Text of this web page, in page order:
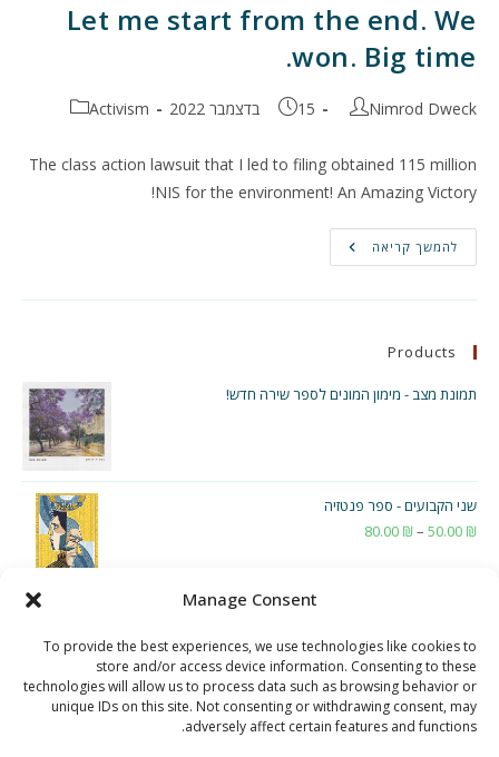
Manage Consent
To provide the best experiences, we use technologies like cookies to
store and/or access device information. Consenting to these
technologies will allow us to process data such as browsing behavior or
unique IDs on this site. Not consenting or withdrawing consent, may
adversely affect certain features and functions.
Let me start from the end. We
won. Big time.
מחבר:
Nimrod Dweck פורסם:
15 בדצמבר 2022 קטגוריה:
Activism
The class action lawsuit that I led to filing obtained 115 million
NIS for the environment! An Amazing Victory!
להמשך קריאה Let
Me
Time.
Products
תמונת מצב - מימון המונים לספר שירה חדש!
שני הקבועים - ספר פנטזיה
50.00 ₪
–
80.00 ₪